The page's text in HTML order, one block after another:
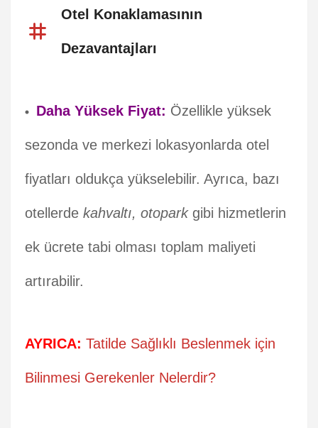
Otel Konaklamasının
Dezavantajları
Daha Yüksek Fiyat: Özellikle yüksek
sezonda ve merkezi lokasyonlarda otel
fiyatları oldukça yükselebilir. Ayrıca, bazı
otellerde kahvaltı, otoparkgibi hizmetlerin
ek ücrete tabi olması toplam maliyeti
artırabilir.
AYRICA: Tatilde Sağlıklı Beslenmek için
Bilinmesi Gerekenler Nelerdir?